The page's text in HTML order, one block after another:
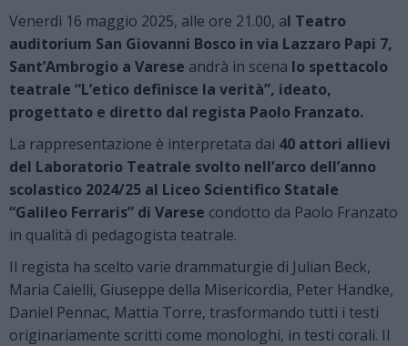
Venerdì 16 maggio 2025, alle ore 21.00, al Teatro
auditorium San Giovanni Bosco in via Lazzaro Papi 7,
Sant’Ambrogio a Varese andrà in scena lo spettacolo
teatrale “L’etico definisce la verità”, ideato,
progettato e diretto dal regista Paolo Franzato.
La rappresentazione è interpretata dai 40 attori allievi
del Laboratorio Teatrale svolto nell’arco dell’anno
scolastico 2024/25 al Liceo Scientifico Statale
“Galileo Ferraris” di Varese condotto da Paolo Franzato
in qualità di pedagogista teatrale.
Il regista ha scelto varie drammaturgie di Julian Beck,
Maria Caielli, Giuseppe della Misericordia, Peter Handke,
Daniel Pennac, Mattia Torre, trasformando tutti i testi
originariamente scritti come monologhi, in testi corali. Il